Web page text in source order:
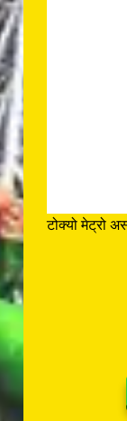
टोक्यो मेट्रो